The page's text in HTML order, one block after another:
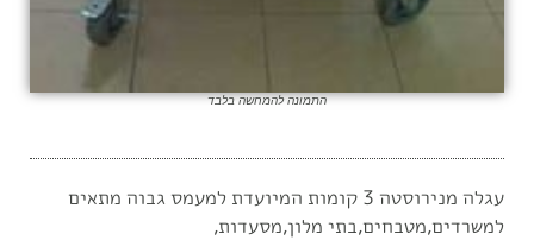
התמונה להמחשה בלבד
עגלה מנירוסטה 3 קומות המיועדת למעמס גבוה מתאים
למשרדים,מטבחים,בתי מלון,מסעדות,